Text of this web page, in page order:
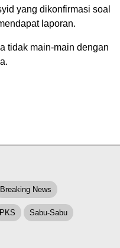
yang dikonfirmasi soal
laporan.
tidak main-main dengan
Breaking News
PKS Sabu-Sabu